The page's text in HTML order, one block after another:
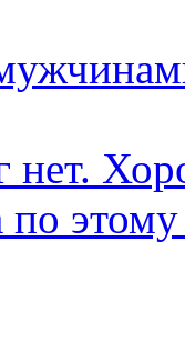
нет.
по